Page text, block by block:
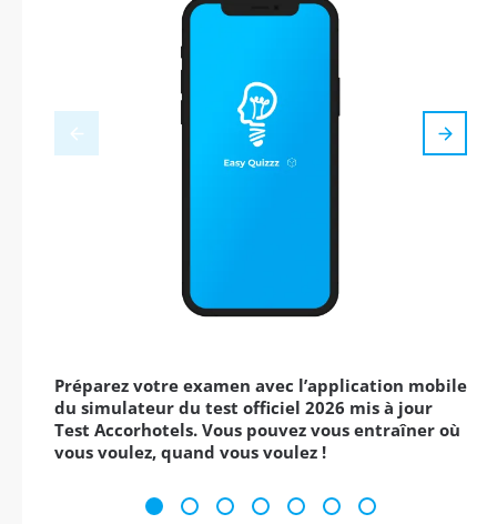
Préparez votre examen avec l’application mobile
du simulateur du test officiel 2026 mis à jour
Test Accorhotels. Vous pouvez vous entraîner où
vous voulez, quand vous voulez !